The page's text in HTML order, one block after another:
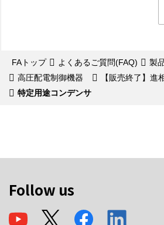
FAトップ よくあるご質問(FAQ)
製
高圧配電制御機器
【販売終了】進
特定用途コンデンサ
Follow us